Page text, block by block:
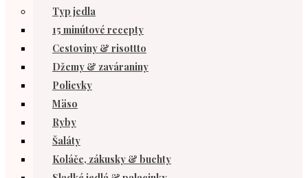
Typ jedla
15 minútové recepty
Cestoviny & risottto
Džemy & zaváraniny
Polievky
Mäso
Ryby
Šaláty
Koláče, zákusky & buchty